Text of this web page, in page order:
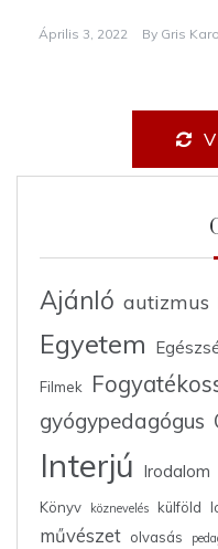
Április 3, 2022 By Gris
Ajánló autizmus
Egyetem
Filmek
gyógypedagógus
Interjú Irodalom
Könyv
köznevelés külföld
művészet olvasás